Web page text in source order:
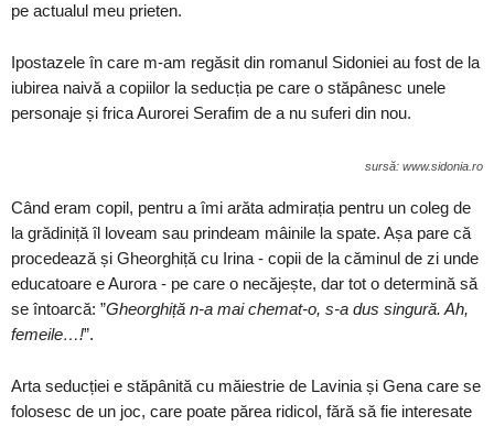
pe actualul meu prieten.
Ipostazele în care m-am regăsit din romanul Sidoniei au fost de la
iubirea naivă a copiilor la seducția pe care o stăpânesc unele
personaje și frica Aurorei Serafim de a nu suferi din nou.
sursă: www.sidonia.ro
Când eram copil, pentru a îmi arăta admirația pentru un coleg de
la grădiniță îl loveam sau prindeam mâinile la spate. Așa pare că
procedează și Gheorghiță cu Irina - copii de la căminul de zi unde
educatoare e Aurora - pe care o necăjește, dar tot o determină să
se întoarcă: ”Gheorghiță n-a mai chemat-o, s-a dus singură. Ah,
femeile…!”.
Arta seducției e stăpânită cu măiestrie de Lavinia și Gena care se
folosesc de un joc, care poate părea ridicol, fără să fie interesate